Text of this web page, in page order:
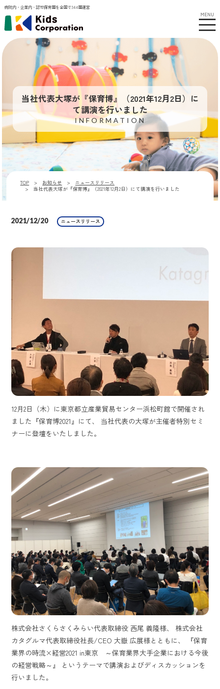
病院内・企業内・認可保育園を全国で344園運営
MENU
当社代表大塚が『保育博』（2021年12月2日）に
て講演を行いました
INFORMATION
TOP お知らせ
ニュースリリース
当社代表大塚が『保育博』（2021年12月2日）にて講演を行いました
2021/12/20 ニュースリリース
12月2日（木）に東京都立産業貿易センター浜松町館で開催され
ました『保育博2021』にて、 当社代表の大塚が主催者特別セミ
ナーに登壇をいたしました。
株式会社さくらさくみらい代表取締役 西尾 義隆様、 株式会社
カタグルマ代表取締役社長/CEO 大嶽 広展様とともに、 『保育
業界の時流×経営2021 in東京 ～保育業界大手企業における今後
の経営戦略～』 というテーマで講演およびディスカッションを
行いました。